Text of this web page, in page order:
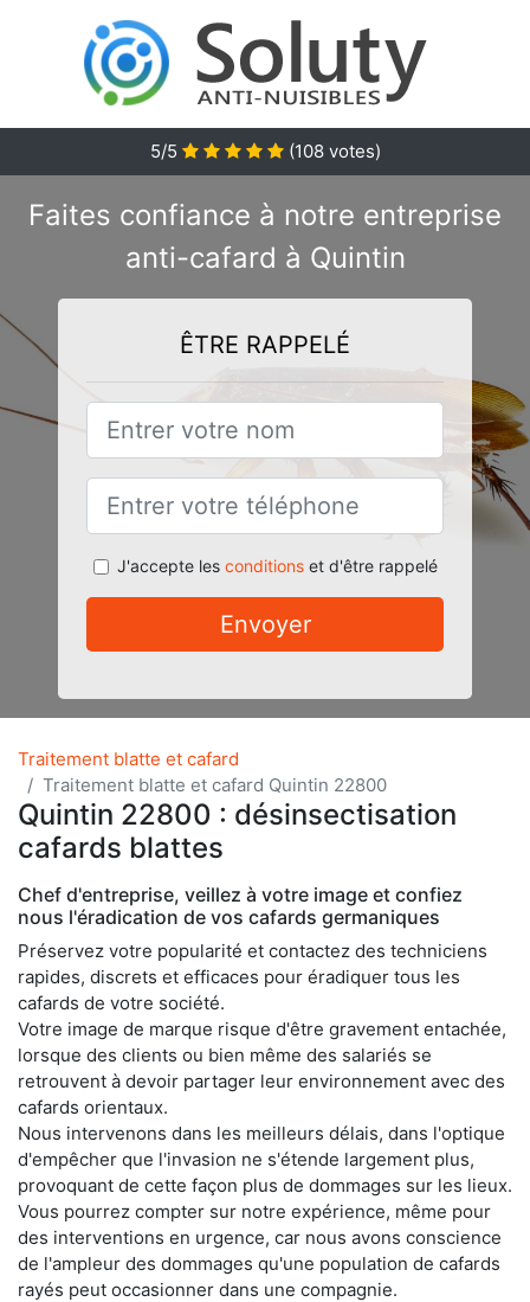
5/5 (108votes)
Faites confiance à notre entreprise
anti-cafard à Quintin
ÊTRE RAPPELÉ
J'accepte les conditionset d'être rappelé
Envoyer
Traitement blatte et cafard
Traitement blatte et cafard Quintin 22800
Quintin 22800 : désinsectisation
cafards blattes
Chef d'entreprise, veillez à votre image et confiez
nous l'éradication de vos cafards germaniques
Préservez votre popularité et contactez des techniciens
rapides, discrets et efficaces pour éradiquer tous les
cafards de votre société.
Votre image de marque risque d'être gravement entachée,
lorsque des clients ou bien même des salariés se
retrouvent à devoir partager leur environnement avec des
cafards orientaux.
Nous intervenons dans les meilleurs délais, dans l'optique
d'empêcher que l'invasion ne s'étende largement plus,
provoquant de cette façon plus de dommages sur les lieux.
Vous pourrez compter sur notre expérience, même pour
des interventions en urgence, car nous avons conscience
de l'ampleur des dommages qu'une population de cafards
rayés peut occasionner dans une compagnie.